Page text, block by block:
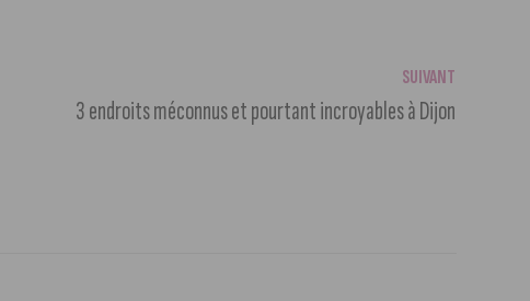
SUIVANT
3 endroits méconnus et pourtant incroyables à Dijon